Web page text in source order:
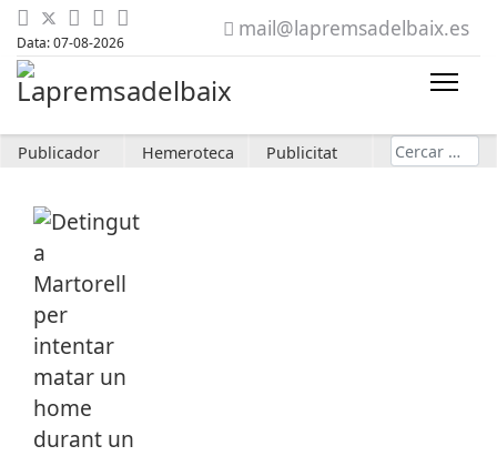
Data: 07-08-2026
mail@lapremsadelbaix.es
Publicador Hemeroteca Publicitat Cerca